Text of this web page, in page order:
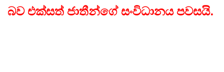
බව එක්සත් ජාතීන්ගේ සංවිධානය පවසයි.